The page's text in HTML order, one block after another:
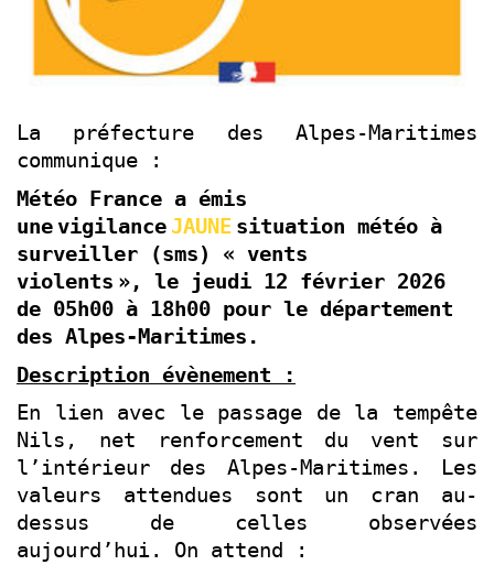
La préfecture des Alpes-Maritimes
communique :
Météo France a émis
unevigilance JAUNE situation météo à
surveiller (sms) « vents
violents », le jeudi 12 février 2026
de 05h00 à 18h00 pour le département
des Alpes-Maritimes.
Description évènement :
En lien avec le passage de la tempête
Nils, net renforcement du vent sur
l’intérieur des Alpes-Maritimes. Les
valeurs attendues sont un cran au-
dessus de celles observées
aujourd’hui. On attend :